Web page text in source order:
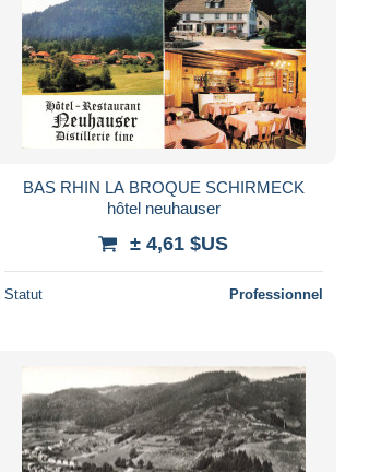
BAS RHIN LA BROQUE SCHIRMECK
hôtel neuhauser
± 4,61 $US
Statut Professionnel